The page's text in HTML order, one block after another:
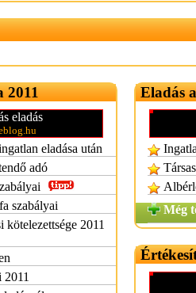
2011
eladás
eladása után
adó
szabályai
2011
Eladás
Még